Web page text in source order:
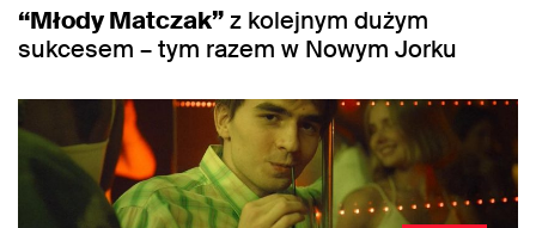
“Młody Matczak”z kolejnym dużym
sukcesem – tym razem w Nowym Jorku